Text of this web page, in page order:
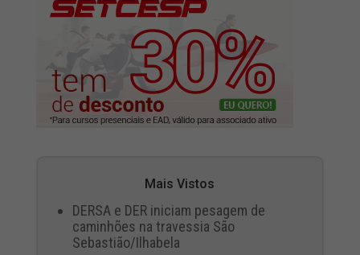
Mais Vistos
DERSA e DER iniciam pesagem de
caminhões na travessia São
Sebastião/Ilhabela